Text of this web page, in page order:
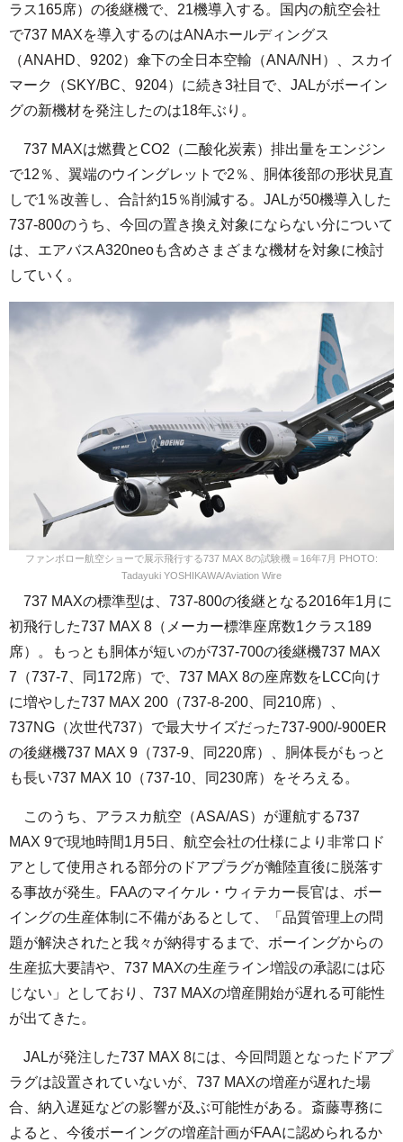
ラス165席）の後継機で、21機導入する。国内の航空会社
で737 MAXを導入するのはANAホールディングス
（ANAHD、9202）傘下の全日本空輸（ANA/NH）、スカイ
マーク（SKY/BC、9204）に続き3社目で、JALがボーイン
グの新機材を発注したのは18年ぶり。
737 MAXは燃費とCO2（二酸化炭素）排出量をエンジン
で12％、翼端のウイングレットで2％、胴体後部の形状見直
しで1％改善し、合計約15％削減する。JALが50機導入した
737-800のうち、今回の置き換え対象にならない分について
は、エアバスA320neoも含めさまざまな機材を対象に検討
していく。
ファンボロー航空ショーで展示飛行する737 MAX 8の試験機＝16年7月 PHOTO:
Tadayuki YOSHIKAWA/Aviation Wire
737 MAXの標準型は、737-800の後継となる2016年1月に
初飛行した737 MAX 8（メーカー標準座席数1クラス189
席）。もっとも胴体が短いのが737-700の後継機737 MAX
7（737-7、同172席）で、737 MAX 8の座席数をLCC向け
に増やした737 MAX 200（737-8-200、同210席）、
737NG（次世代737）で最大サイズだった737-900/-900ER
の後継機737 MAX 9（737-9、同220席）、胴体長がもっと
も長い737 MAX 10（737-10、同230席）をそろえる。
このうち、アラスカ航空（ASA/AS）が運航する737
MAX 9で現地時間1月5日、航空会社の仕様により非常口ド
アとして使用される部分のドアプラグが離陸直後に脱落す
る事故が発生。FAAのマイケル・ウィテカー長官は、ボー
イングの生産体制に不備があるとして、「品質管理上の問
題が解決されたと我々が納得するまで、ボーイングからの
生産拡大要請や、737 MAXの生産ライン増設の承認には応
じない」としており、737 MAXの増産開始が遅れる可能性
が出てきた。
JALが発注した737 MAX 8には、今回問題となったドアプ
ラグは設置されていないが、737 MAXの増産が遅れた場
合、納入遅延などの影響が及ぶ可能性がある。斎藤専務に
よると、今後ボーイングの増産計画がFAAに認められるか